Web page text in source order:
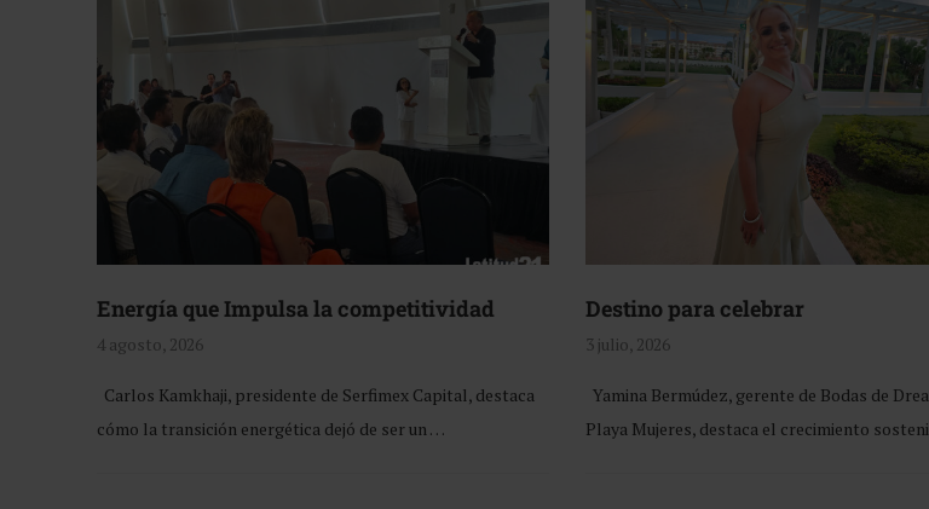
Energía que Impulsa la competitividad
4 agosto, 2026
Carlos Kamkhaji, presidente de Serfimex Capital, destaca
cómo la transición energética dejó de ser un …
Destino para celebrar
3 julio, 2026
Yamina Bermúdez, gerente de Bodas de
Playa Mujeres, destaca el crecimiento